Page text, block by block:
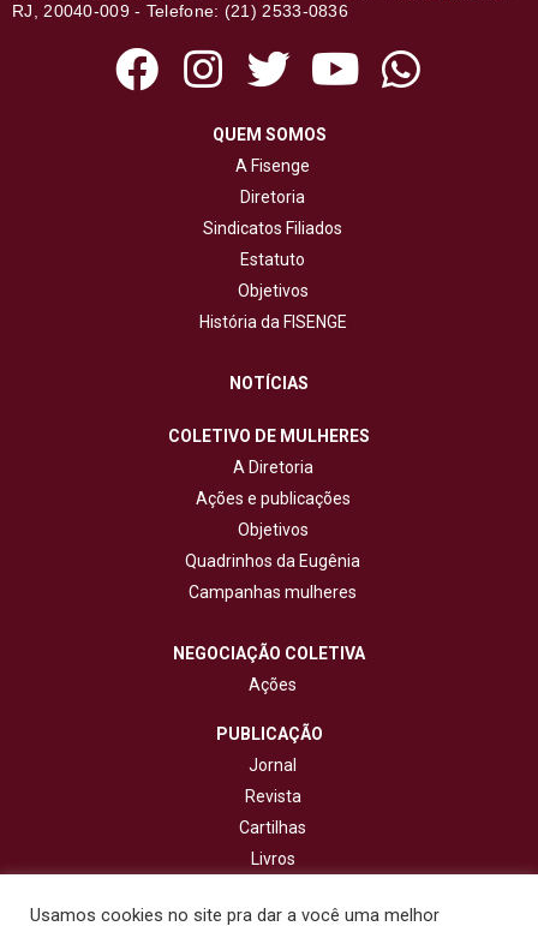
RJ, 20040-009 - Telefone: (21) 2533-0836
QUEM SOMOS
A Fisenge
Diretoria
Sindicatos Filiados
Estatuto
Objetivos
História da FISENGE
NOTÍCIAS
COLETIVO DE MULHERES
A Diretoria
Ações e publicações
Objetivos
Quadrinhos da Eugênia
Campanhas mulheres
NEGOCIAÇÃO COLETIVA
Ações
PUBLICAÇÃO
Jornal
Revista
Cartilhas
Livros
Usamos cookies no site pra dar a você uma melhor